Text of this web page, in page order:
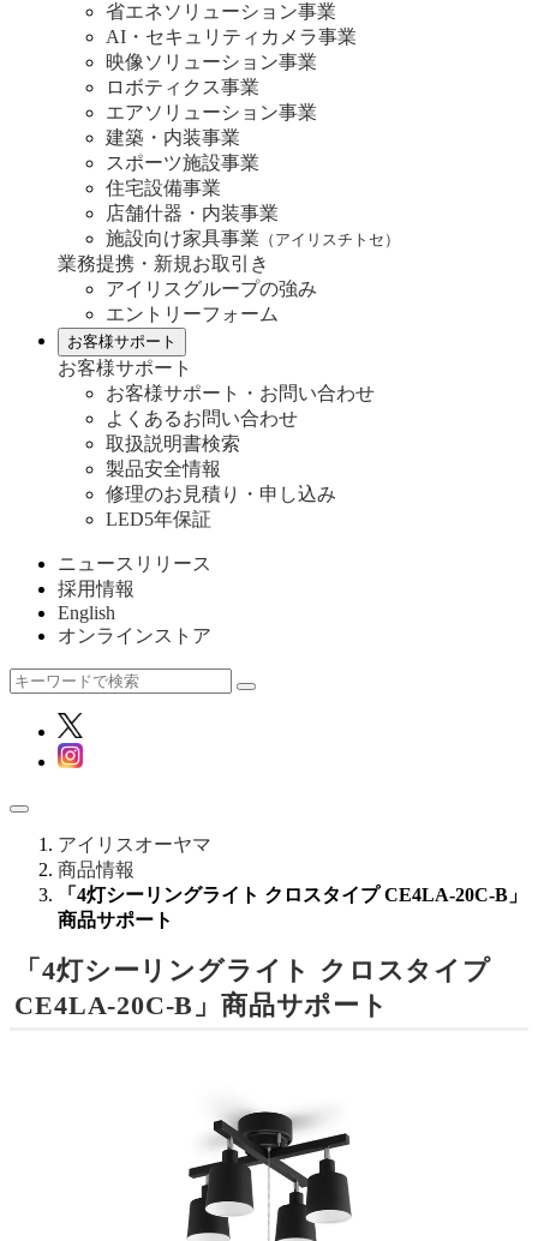
省エネソリューション事業
AI・セキュリティカメラ事業
映像ソリューション事業
ロボティクス事業
エアソリューション事業
建築・内装事業
スポーツ施設事業
住宅設備事業
店舗什器・内装事業
施設向け家具事業 （アイリスチトセ）
業務提携・新規お取引き
アイリスグループの強み
エントリーフォーム
お客様サポート
お客様サポート
お客様サポート・お問い合わせ
よくあるお問い合わせ
取扱説明書検索
製品安全情報
修理のお見積り・申し込み
LED5年保証
ニュースリリース
採用情報
English
オンラインストア
アイリスオーヤマ
商品情報
「4灯シーリングライト クロスタイプ CE4LA-20C-B」
商品サポート
「4灯シーリングライト クロスタイプ
CE4LA-20C-B」商品サポート